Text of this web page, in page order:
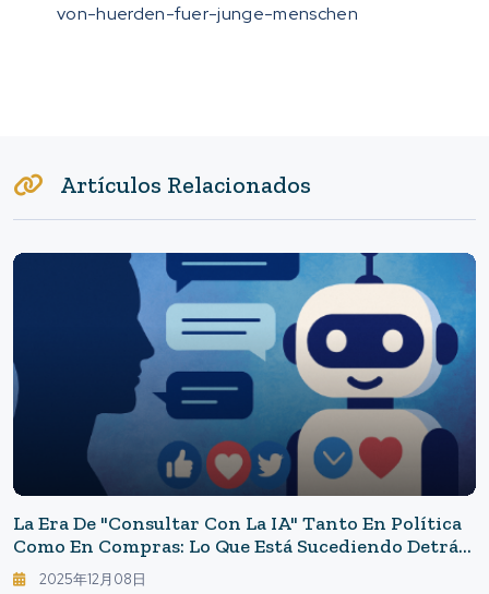
von-huerden-fuer-junge-menschen
Artículos Relacionados
La Era De "consultar Con La IA" Tanto En Política
Como En Compras: Lo Que Está Sucediendo Detrás
De Los Chatbots Persuasivos
2025年12月08日